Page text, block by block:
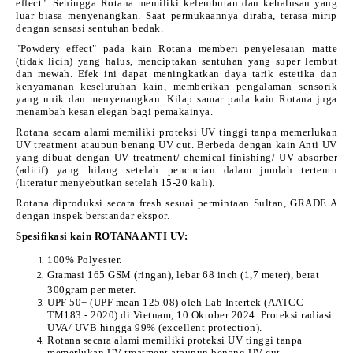
effect". Sehingga Rotana memiliki kelembutan dan kehalusan yang
luar biasa menyenangkan. Saat permukaannya diraba, terasa mirip
dengan sensasi sentuhan bedak.
"Powdery effect" pada kain Rotana memberi penyelesaian matte
(tidak licin) yang halus, menciptakan sentuhan yang super lembut
dan mewah. Efek ini dapat meningkatkan daya tarik estetika dan
kenyamanan keseluruhan kain, memberikan pengalaman sensorik
yang unik dan menyenangkan. Kilap samar pada kain Rotana juga
menambah kesan elegan bagi pemakainya.
Rotana secara alami memiliki proteksi UV tinggi tanpa memerlukan
UV treatment ataupun benang UV cut. Berbeda dengan kain Anti UV
yang dibuat dengan UV treatment/ chemical finishing/ UV absorber
(aditif) yang hilang setelah pencucian dalam jumlah tertentu
(literatur menyebutkan setelah 15-20 kali).
Rotana diproduksi secara fresh sesuai permintaan Sultan, GRADE A
dengan inspek berstandar ekspor.
Spesifikasi kain ROTANA ANTI UV:
100% Polyester.
Gramasi 165 GSM (ringan), lebar 68 inch (1,7 meter), berat
300gram per meter.
UPF 50+ (UPF mean 125.08) oleh Lab Intertek (AATCC
TM183 - 2020) di Vietnam, 10 Oktober 2024. Proteksi radiasi
UVA/ UVB hingga 99% (excellent protection).
Rotana secara alami memiliki proteksi UV tinggi tanpa